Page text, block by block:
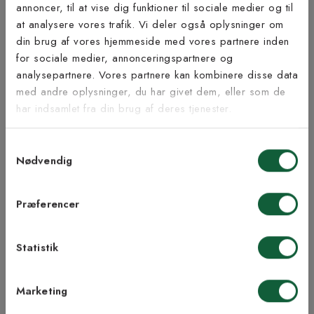
annoncer, til at vise dig funktioner til sociale medier og til
at analysere vores trafik. Vi deler også oplysninger om
din brug af vores hjemmeside med vores partnere inden
for sociale medier, annonceringspartnere og
analysepartnere. Vores partnere kan kombinere disse data
med andre oplysninger, du har givet dem, eller som de
har indsamlet fra din brug af deres tjenester.
Nødvendig
Præferencer
Statistik
Marketing
Inspiration fra @kilandsofficial
Tilmeld dig vores
nyhedsbrev
Vær blandt de første til at modtage vores tilbud,
tips og nyheder.
Samtykke til Kilands vilkår
modtage nyhedsbreve fra Kilands